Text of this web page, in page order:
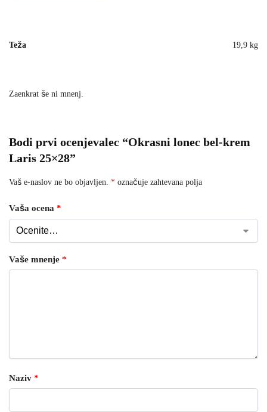
Teža 19,9 kg
Zaenkrat še ni mnenj.
Bodi prvi ocenjevalec “Okrasni lonec bel-krem
Laris 25×28”
Vaš e-naslov ne bo objavljen. * označuje zahtevana polja
Vaša ocena *
Vaše mnenje *
Naziv *